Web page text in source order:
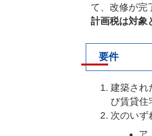
て、改修が完
計画税は対象
要件
建築され
び賃貸住
次のいず